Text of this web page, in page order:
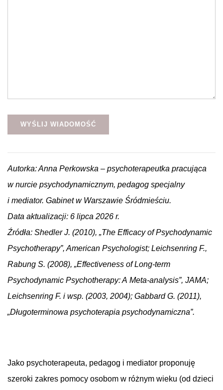
Autorka: Anna Perkowska – psychoterapeutka pracująca
w nurcie psychodynamicznym, pedagog specjalny
i mediator. Gabinet w Warszawie Śródmieściu.
Data aktualizacji: 6 lipca 2026 r.
Źródła: Shedler J. (2010), „The Efficacy of Psychodynamic
Psychotherapy”, American Psychologist; Leichsenring F.,
Rabung S. (2008), „Effectiveness of Long-term
Psychodynamic Psychotherapy: A Meta-analysis”, JAMA;
Leichsenring F. i wsp. (2003, 2004); Gabbard G. (2011),
„Długoterminowa psychoterapia psychodynamiczna”.
Jako psychoterapeuta, pedagog i mediator proponuję
szeroki zakres pomocy osobom w różnym wieku (od dzieci